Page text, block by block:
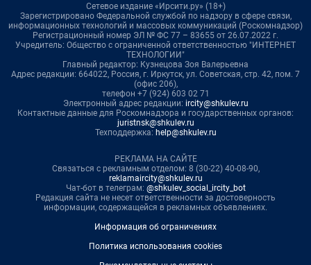
Сетевое издание «Ирсити.ру» (18+)
Зарегистрировано Федеральной службой по надзору в сфере связи,
информационных технологий и массовых коммуникаций (Роскомнадзор)
Регистрационный номер ЭЛ № ФС 77 – 83655 от 26.07.2022 г.
Учредитель: Общество с ограниченной ответственностью "ИНТЕРНЕТ
ТЕХНОЛОГИИ"
Главный редактор: Кузнецова Зоя Валерьевна
Адрес редакции: 664022, Россия, г. Иркутск, ул. Советская, стр. 42, пом. 7
(офис 206),
телефон +7 (924) 603 02 71
Электронный адрес редакции: ircity@shkulev.ru
Контактные данные для Роскомнадзора и государственных органов:
juristnsk@shkulev.ru
Техподдержка: help@shkulev.ru
РЕКЛАМА НА САЙТЕ
Связаться с рекламным отделом: 8 (30-22) 40-08-90,
reklamaircity@shkulev.ru
Чат-бот в телеграм: @shkulev_social_ircity_bot
Редакция сайта не несет ответственности за достоверность
информации, содержащейся в рекламных объявлениях.
Информация об ограничениях
Политика использования cookies